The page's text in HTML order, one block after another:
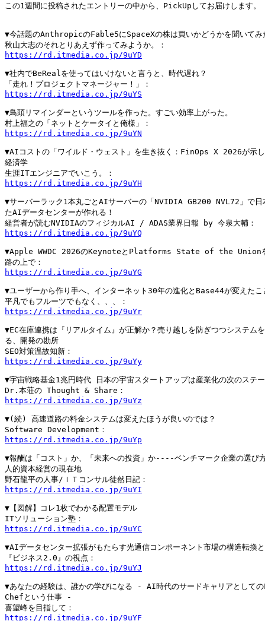
この1週間に投稿されたエントリーの中から、PickUpしてお届けします。
▼今話題のAnthropicのFable5にSpaceXの株は買いかどうかを聞いてみ
https://rd.itmedia.co.jp/9uYD
▼社内でBeRealを使ってはいけないと言うと、時代遅れ？
https://rd.itmedia.co.jp/9uYS
▼鳥頭リマインダーというツールを作った。すごい効率上がった。
https://rd.itmedia.co.jp/9uYN
▼AIコストの「ワイルド・ウェスト」を生き抜く：FinOps X 2026が示
経済学
https://rd.itmedia.co.jp/9uYH
▼サーバーラック1本丸ごとAIサーバーの「NVIDIA GB200 NVL72」で日
たAIデータセンターが作れる！
https://rd.itmedia.co.jp/9uYQ
▼Apple WWDC 2026のKeynoteとPlatforms State of the Union
https://rd.itmedia.co.jp/9uYG
▼ユーザーから作り手へ、インターネット30年の進化とBase44が変えたこ
https://rd.itmedia.co.jp/9uYr
▼EC在庫連携は『リアルタイム』が正解か？売り越しを防ぎつつシステム
る、開発の勘所
https://rd.itmedia.co.jp/9uYy
▼宇宙戦略基金1兆円時代 日本の宇宙スタートアップは産業化の次のステ
https://rd.itmedia.co.jp/9uYz
▼(続) 高速道路の料金システムは変えたほうが良いのでは？
https://rd.itmedia.co.jp/9uYp
▼報酬は「コスト」か、「未来への投資」か----ベンチマーク企業の選び
人的資本経営の現在地
https://rd.itmedia.co.jp/9uYI
▼【図解】コレ1枚でわかる配置モデル
https://rd.itmedia.co.jp/9uYC
▼AIデータセンター拡張がもたらす光通信コンポーネント市場の構造転換
https://rd.itmedia.co.jp/9uYJ
▼あなたの経験は、誰かの学びになる - AI時代のサードキャリアとし
Chefという仕事 -
https://rd.itmedia.co.jp/9uYF